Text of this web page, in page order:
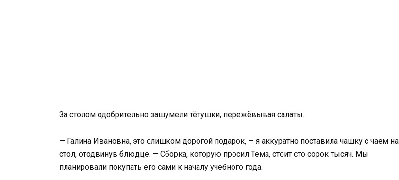
За столом одобрительно зашумели тётушки, пережёвывая салаты.
— Галина Ивановна, это слишком дорогой подарок, — я аккуратно поставила чашку с чаем на
стол, отодвинув блюдце. — Сборка, которую просил Тёма, стоит сто сорок тысяч. Мы
планировали покупать его сами к началу учебного года.